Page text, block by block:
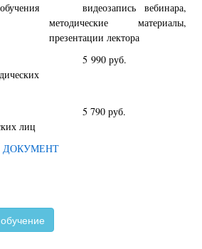
видеозапись вебинара,
методические материалы,
презентации лектора
5 990 руб.
лиц
5 790 руб.